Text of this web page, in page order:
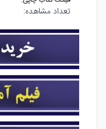
تعداد مشاهده: